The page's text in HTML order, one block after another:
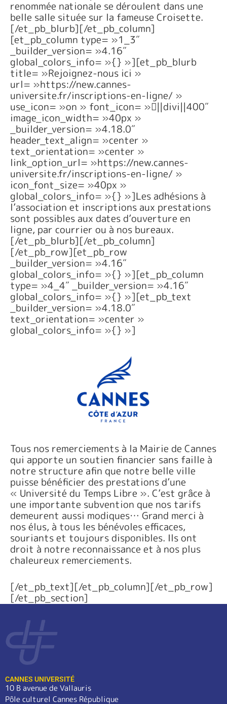
renommée nationale se déroulent dans une
belle salle située sur la fameuse Croisette.
[/et_pb_blurb][/et_pb_column]
[et_pb_column type= »1_3″
_builder_version= »4.16″
global_colors_info= »{} »][et_pb_blurb
title= »Rejoignez-nous ici »
url= »https://new.cannes-
universite.fr/inscriptions-en-ligne/ »
use_icon= »on » font_icon= »||divi||400″
image_icon_width= »40px »
_builder_version= »4.18.0″
header_text_align= »center »
text_orientation= »center »
link_option_url= »https://new.cannes-
universite.fr/inscriptions-en-ligne/ »
icon_font_size= »40px »
global_colors_info= »{} »]Les adhésions à
l’association et inscriptions aux prestations
sont possibles aux dates d’ouverture en
ligne, par courrier ou à nos bureaux.
[/et_pb_blurb][/et_pb_column]
[/et_pb_row][et_pb_row
_builder_version= »4.16″
global_colors_info= »{} »][et_pb_column
type= »4_4″ _builder_version= »4.16″
global_colors_info= »{} »][et_pb_text
_builder_version= »4.18.0″
text_orientation= »center »
global_colors_info= »{} »]
Tous nos remerciements à la Mairie de Cannes
qui apporte un soutien financier sans faille à
notre structure afin que notre belle ville
puisse bénéficier des prestations d’une
« Université du Temps Libre ». C’est grâce à
une importante subvention que nos tarifs
demeurent aussi modiques… Grand merci à
nos élus, à tous les bénévoles efficaces,
souriants et toujours disponibles. Ils ont
droit à notre reconnaissance et à nos plus
chaleureux remerciements.
[/et_pb_text][/et_pb_column][/et_pb_row]
[/et_pb_section]
CANNES UNIVERSITÉ
10 B avenue de Vallauris
Pôle culturel Cannes République